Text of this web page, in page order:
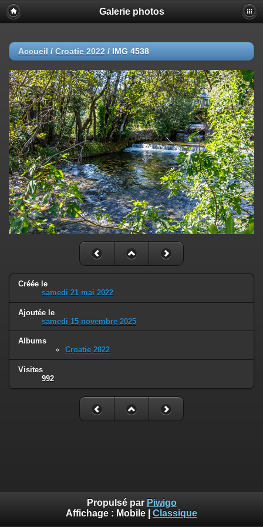
Galerie photos
Accueil / Croatie 2022 / IMG 4538
Créée le
samedi 21 mai 2022
Ajoutée le
samedi 15 novembre 2025
Albums
Croatie 2022
Visites
992
Propulsé par Piwigo
Affichage : Mobile Classique